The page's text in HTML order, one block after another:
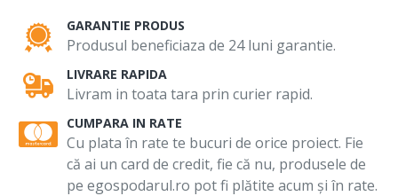
GARANTIE PRODUS
Produsul beneficiaza de 24 luni garantie.
LIVRARE RAPIDA
Livram in toata tara prin curier rapid.
CUMPARA IN RATE
Cu plata în rate te bucuri de orice proiect. Fie
că ai un card de credit, fie că nu, produsele de
pe egospodarul.ro pot fi plătite acum și în rate.